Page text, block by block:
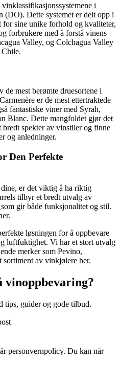
i
(DO). Dette systemet er delt opp i
sine unike forhold og kvaliteter,
forbrukere med å forstå vinens
Valley, og Colchagua Valley
Chile.
mest berømte druesortene i
er de mest ettertraktede
fantastiske viner med Syrah,
Blanc. Dette mangfoldet gjør det
spekter av vinstiler og finne
og anledninger.
Den Perfekte
er det viktig å ha riktig
tilbyr et bredt utvalg av
som gir både funksjonalitet og stil.
løsningen for å oppbevare
luftfuktighet. Vi har et stort utvalg
merker som Pevino,
av vinkjølere her.
tips, guider og gode tilbud.
personvernpolicy. Du kan når